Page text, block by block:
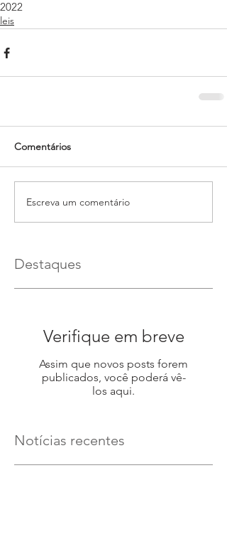
2022
leis
Comentários
Escreva um comentário
Destaques
Verifique em breve
Assim que novos posts forem
publicados, você poderá vê-
los aqui.
Notícias recentes